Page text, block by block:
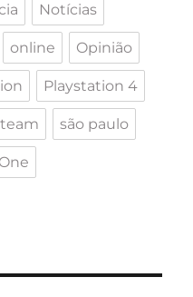
Notícias
online Opinião
Playstation 4
são paulo